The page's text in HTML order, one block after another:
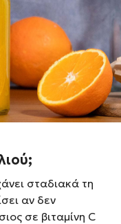
ότι είναι ιδανικό
ώρα από το
οργανισμό όλα
αλλοίωση.
στο
η σωστή
σταδιακά τη
αν δεν
σε βιταμίνη C